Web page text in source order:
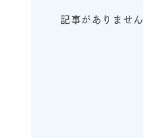
記事がありません